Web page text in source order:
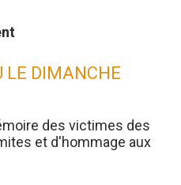
LE DIMANCHE
des victimes des
et d'hommage aux